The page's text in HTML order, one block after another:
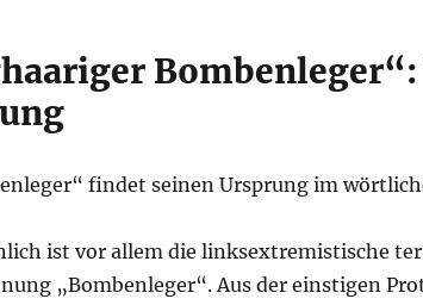
findet seinen Ursprung im
ist vor allem die linksextremistische
„Bombenleger“. Aus der einstigen